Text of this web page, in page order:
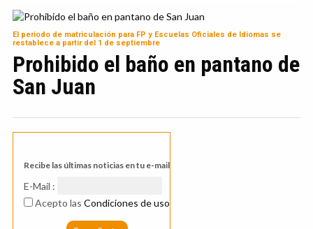
El periodo de matriculación para FP y Escuelas Oficiales de Idiomas se
restablece a partir del 1 de septiembre
Prohibido el baño en pantano de
San Juan
Recibe las últimas noticias en tu e-mail
E-Mail :
Acepto las Condiciones de uso